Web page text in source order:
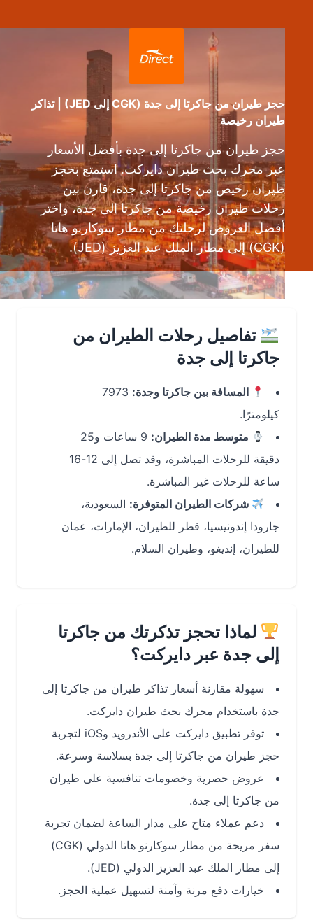
حجز طيران من جاكرتا إلى جدة (CGK إلى JED) | تذاكر
طيران رخيصة
حجز طيران من جاكرتا إلى جدة بأفضل الأسعار
عبر محرك بحث طيران دايركت. استمتع بحجز
طيران رخيص من جاكرتا إلى جدة، قارن بين
رحلات طيران رخيصة من جاكرتا إلى جدة، واختر
أفضل العروض لرحلتك من مطار سوكارنو هاتا
تفاصيل رحلات الطيران من
جاكرتا إلى جدة
المسافة بين جاكرتا وجدة: 7973
كيلومترًا.
متوسط مدة الطيران:
9 ساعات و25
دقيقة للرحلات المباشرة، وقد تصل إلى 12-16
ساعة للرحلات غير المباشرة.
شركات الطيران المتوفرة:السعودية،
جارودا إندونيسيا، قطر للطيران، الإمارات، عمان
للطيران، إنديغو، وطيران السلام.
لماذا تحجز تذكرتك من جاكرتا
إلى جدة عبر دايركت؟
سهولة مقارنة أسعار تذاكر طيران من جاكرتا إلى
جدة باستخدام محرك بحث طيران دايركت.
توفر تطبيق دايركت على الأندرويد وiOS لتجربة
حجز طيران من جاكرتا إلى جدة بسلاسة وسرعة.
عروض حصرية وخصومات تنافسية على طيران
من جاكرتا إلى جدة.
دعم عملاء متاح على مدار الساعة لضمان تجربة
سفر مريحة من مطار سوكارنو هاتا الدولي (CGK)
إلى مطار الملك عبد العزيز الدولي (JED).
خيارات دفع مرنة وآمنة لتسهيل عملية الحجز.